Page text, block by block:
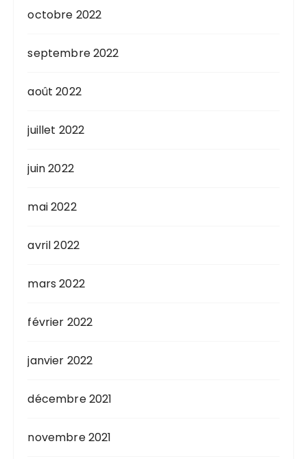
octobre 2022
septembre 2022
août 2022
juillet 2022
juin 2022
mai 2022
avril 2022
mars 2022
février 2022
janvier 2022
décembre 2021
novembre 2021